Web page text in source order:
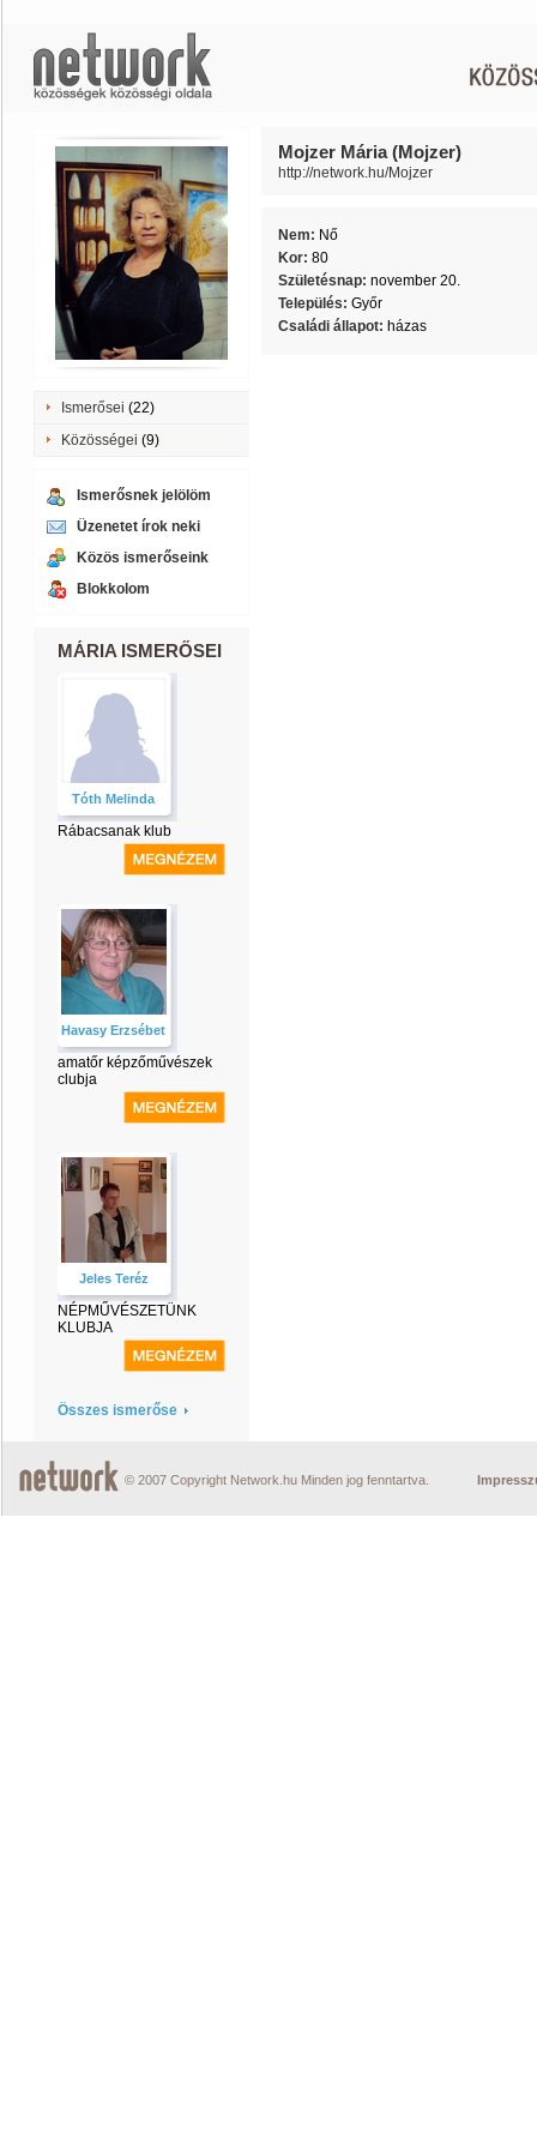
Ismerősei (22)
Közösségei (9)
Ismerősnek jelölöm
Üzenetet írok neki
Közös ismerőseink
Blokkolom
MÁRIA ISMERŐSEI
Tóth Melinda
Rábacsanak klub
Havasy Erzsébet
amatőr képzőművészek
clubja
Jeles Teréz
NÉPMŰVÉSZETÜNK
KLUBJA
Összes ismerőse
Mojzer Mária (Mojzer)
http://network.hu/Mojzer
Nem: Nő
Kor: 80
Születésnap: november 20.
Település: Győr
Családi állapot: házas
© 2007 Copyright Network.hu Minden jog fenntartva.